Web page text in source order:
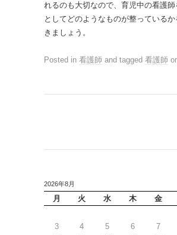
れるのも大切なので、育児中の看護
としてどのようなものが整っている
きましょう。
Posted in 看護師 and tagged 看護師
2026年8月
月 火 水 木 金
3
4 5 6 7